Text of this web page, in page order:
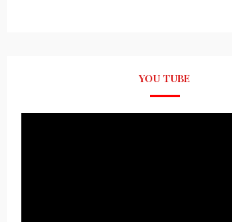
YOU TUBE